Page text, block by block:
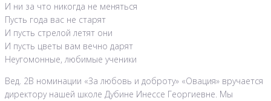
И ни за что никогда не меняться
Пусть года вас не старят
И пусть стрелой летят они
И пусть цветы вам вечно дарят
Неугомонные, любимые ученики
Вед. 2В номинации «За любовь и доброту» «Овация» вручается
директору нашей школе Дубине Инессе Георгиевне. Мы